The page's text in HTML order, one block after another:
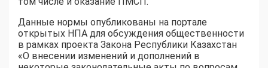
Данные нормы опубликованы на портале
открытых НПА для обсуждения общественности
в рамках проекта Закона Республики Казахстан
«О внесении изменений и дополнений в